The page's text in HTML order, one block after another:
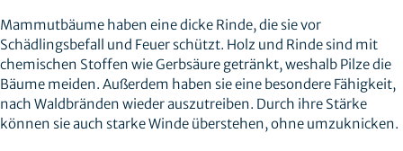
Mammutbäume haben eine dicke Rinde, die sie vor
Schädlingsbefall und Feuer schützt. Holz und Rinde sind mit
chemischen Stoffen wie Gerbsäure getränkt, weshalb Pilze die
Bäume meiden. Außerdem haben sie eine besondere Fähigkeit,
nach Waldbränden wieder auszutreiben. Durch ihre Stärke
können sie auch starke Winde überstehen, ohne umzuknicken.